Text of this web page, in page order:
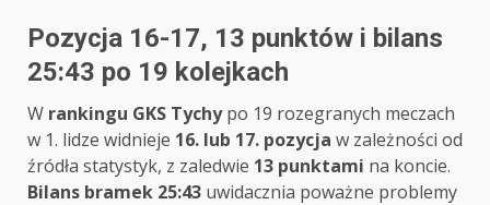
Pozycja 16-17, 13 punktów i bilans
25:43 po 19 kolejkach
W rankingu GKS Tychypo 19 rozegranych meczach
w 1. lidze widnieje 16. lub 17. pozycja w zależności od
źródła statystyk, z zaledwie 13 punktami na koncie.
Bilans bramek 25:43 uwidacznia poważne problemy